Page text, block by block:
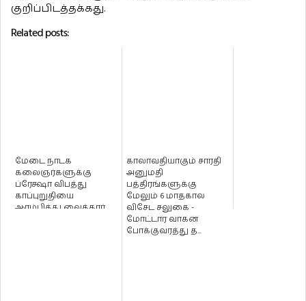
குறிப்பிடத்தக்கது.
Related posts:
மேடை நாடக
கலைஞர்களுக்கு
ப்ரேக்ஷா விபத்து
காப்புறுதியை
ஆரம்பித்து வைத்தார்
காலாவதியாகும் சாரதி
அனுமதி
பத்திரங்களுக்கு
மேலும் 6 மாதகால
விசேட சலுகை -
மோட்டார வாகன
போக்குவரத்து த...